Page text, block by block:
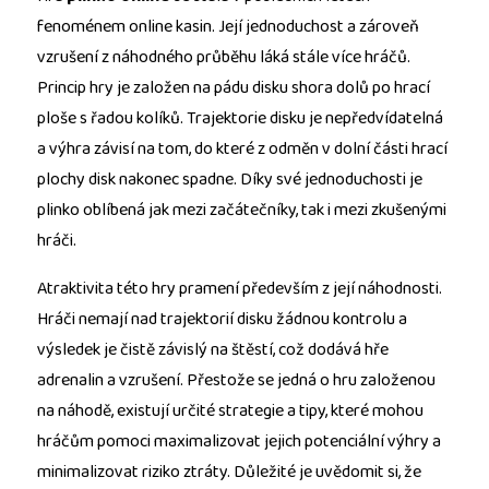
fenoménem online kasin. Její jednoduchost a zároveň
vzrušení z náhodného průběhu láká stále více hráčů.
Princip hry je založen na pádu disku shora dolů po hrací
ploše s řadou kolíků. Trajektorie disku je nepředvídatelná
a výhra závisí na tom, do které z odměn v dolní části hrací
plochy disk nakonec spadne. Díky své jednoduchosti je
plinko oblíbená jak mezi začátečníky, tak i mezi zkušenými
hráči.
Atraktivita této hry pramení především z její náhodnosti.
Hráči nemají nad trajektorií disku žádnou kontrolu a
výsledek je čistě závislý na štěstí, což dodává hře
adrenalin a vzrušení. Přestože se jedná o hru založenou
na náhodě, existují určité strategie a tipy, které mohou
hráčům pomoci maximalizovat jejich potenciální výhry a
minimalizovat riziko ztráty. Důležité je uvědomit si, že